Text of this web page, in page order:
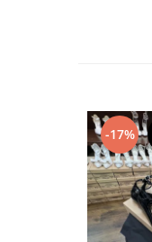
-17%